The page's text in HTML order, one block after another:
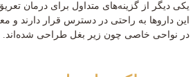
یکی دیگر از گزینه‌های متداول برای درمان
این داروها به راحتی در دسترس قرار دارند و
در نواحی خاصی چون زیر بغل طراحی شده‌اند.